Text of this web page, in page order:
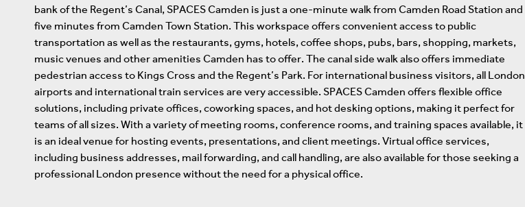
bank of the Regent’s Canal, SPACES Camden is just a one-minute walk from Camden Road Station and
five minutes from Camden Town Station. This workspace offers convenient access to public
transportation as well as the restaurants, gyms, hotels, coffee shops, pubs, bars, shopping, markets,
music venues and other amenities Camden has to offer. The canal side walk also offers immediate
pedestrian access to Kings Cross and the Regent’s Park. For international business visitors, all London
airports and international train services are very accessible. SPACES Camden offers flexible office
solutions, including private offices, coworking spaces, and hot desking options, making it perfect for
teams of all sizes. With a variety of meeting rooms, conference rooms, and training spaces available, it
is an ideal venue for hosting events, presentations, and client meetings. Virtual office services,
including business addresses, mail forwarding, and call handling, are also available for those seeking a
professional London presence without the need for a physical office.